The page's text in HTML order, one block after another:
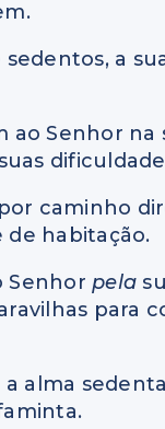
sedentos, a
ao Senhor
caminho
de habitação.
Senhor pela
para
a alma